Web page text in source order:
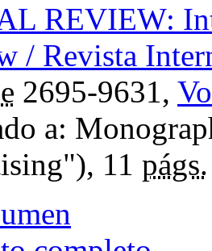
REVIEW:
/ Revista
2695-9631,
a:
11 págs.